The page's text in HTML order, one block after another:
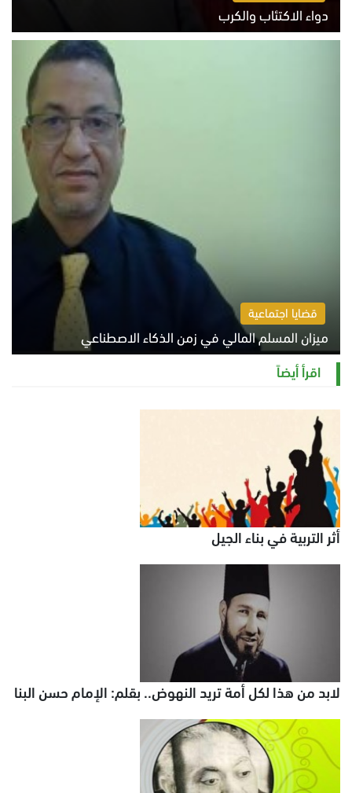
دواء الاكتئاب والكرب
السبت 8 أغسطس 2026 10:54 ص
قضايا اجتماعية
ميزان المسلم المالي في زمن الذكاء الاصطناعي
السبت 8 أغسطس 2026 11:21 ص
اقرأ أيضاً
أثر التربية في بناء الجيل
لابد من هذا لكل أمة تريد النهوض.. بقلم: الإمام حسن البنا